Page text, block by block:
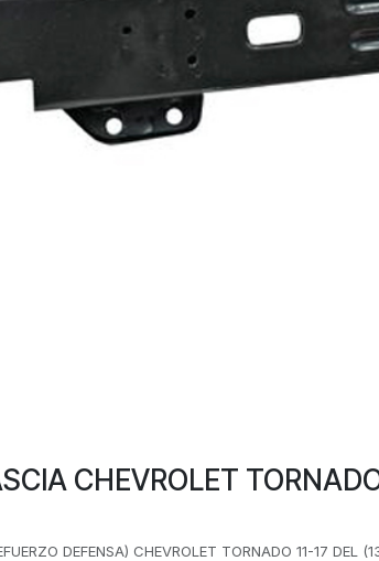
CHEVROLET
DEFENSA) CHEVROLET TORNADO 11-17 DEL